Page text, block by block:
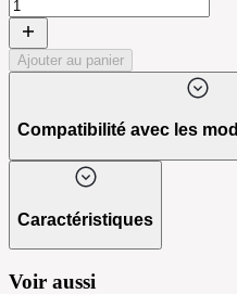
Ajouter au panier
Compatibilité avec les
Caractéristiques
Voir aussi